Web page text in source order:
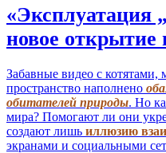
«Эксплуатация
новое открытие
Забавные видео с
пространство наполнено
обитателей природы. Но
мира? Помогают ли они
создают лишь иллюзию
экранами и социальными